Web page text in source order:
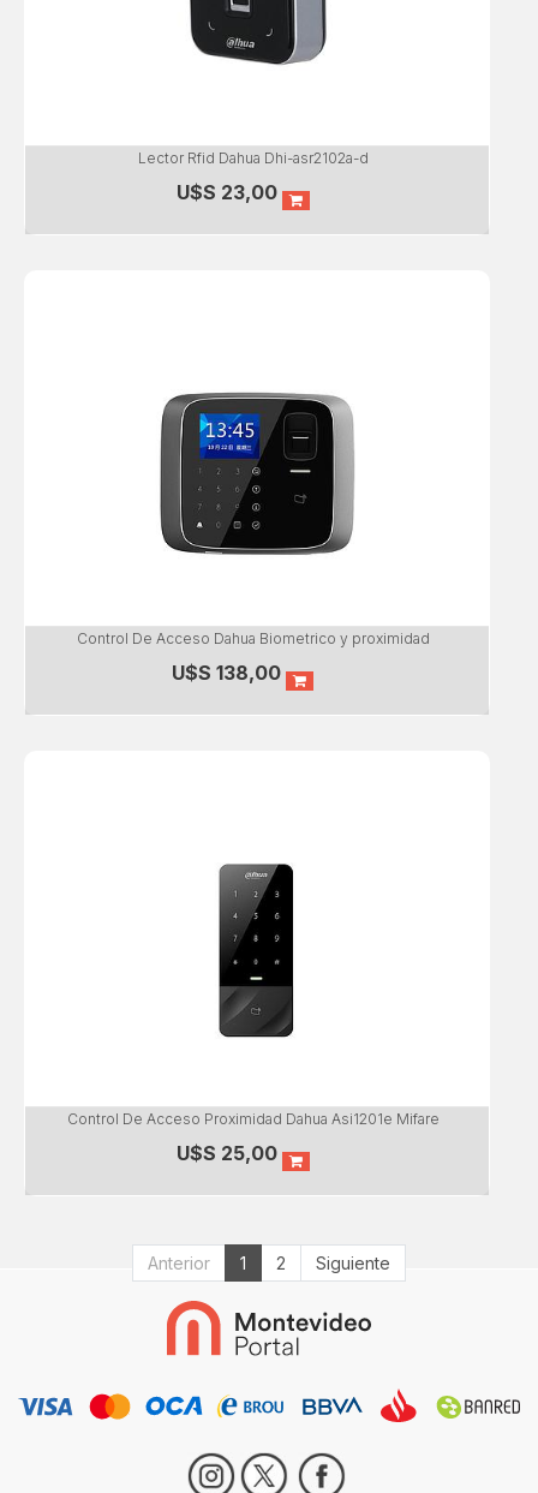
Lector Rfid Dahua Dhi-asr2102a-d
U$S 23,00
Control De Acceso Dahua Biometrico y proximidad
U$S138,00
Control De Acceso Proximidad Dahua Asi1201e Mifare
U$S 25,00
Anterior 1 2 Siguiente